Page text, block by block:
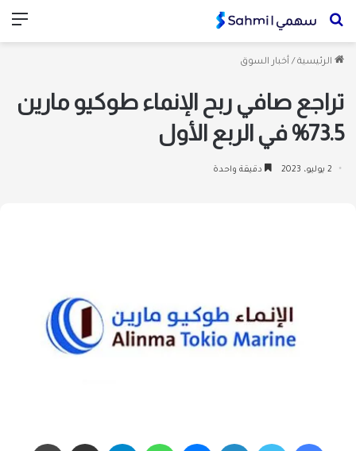
بحث
عن
الرئيسية / أخبار السوق
تراجع صافي ربح الإنماء طوكيو مارين
73.5% في الربع الأول
2 يوليو، 2023 دقيقة واحدة
فيسبوك تويتر لينكدإن ماسنجر واتساب تيلقرام مشاركة عبر البريد